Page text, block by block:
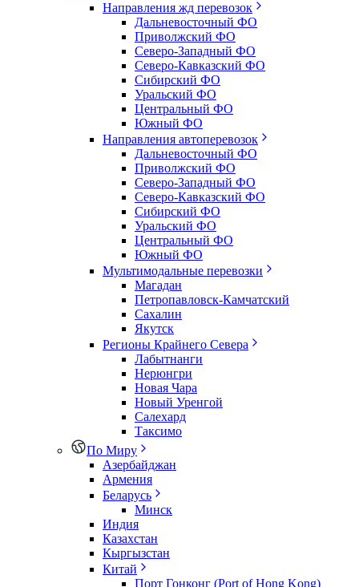
Направления жд перевозок
Дальневосточный ФО
Приволжский ФО
Северо-Западный ФО
Северо-Кавказский ФО
Сибирский ФО
Уральский ФО
Центральный ФО
Южный ФО
Направления автоперевозок
Дальневосточный ФО
Приволжский ФО
Северо-Западный ФО
Северо-Кавказский ФО
Сибирский ФО
Уральский ФО
Центральный ФО
Южный ФО
Мультимодальные перевозки
Магадан
Петропавловск-Камчатский
Сахалин
Якутск
Регионы Крайнего Севера
Лабытнанги
Нерюнгри
Новая Чара
Новый Уренгой
Салехард
Таксимо
По Миру
Азербайджан
Армения
Беларусь
Минск
Индия
Казахстан
Кыргызстан
Китай
Порт Гонконг (Port of Hong Kong)